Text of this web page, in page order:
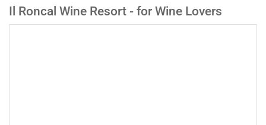
Il Roncal Wine Resort - for Wine Lovers